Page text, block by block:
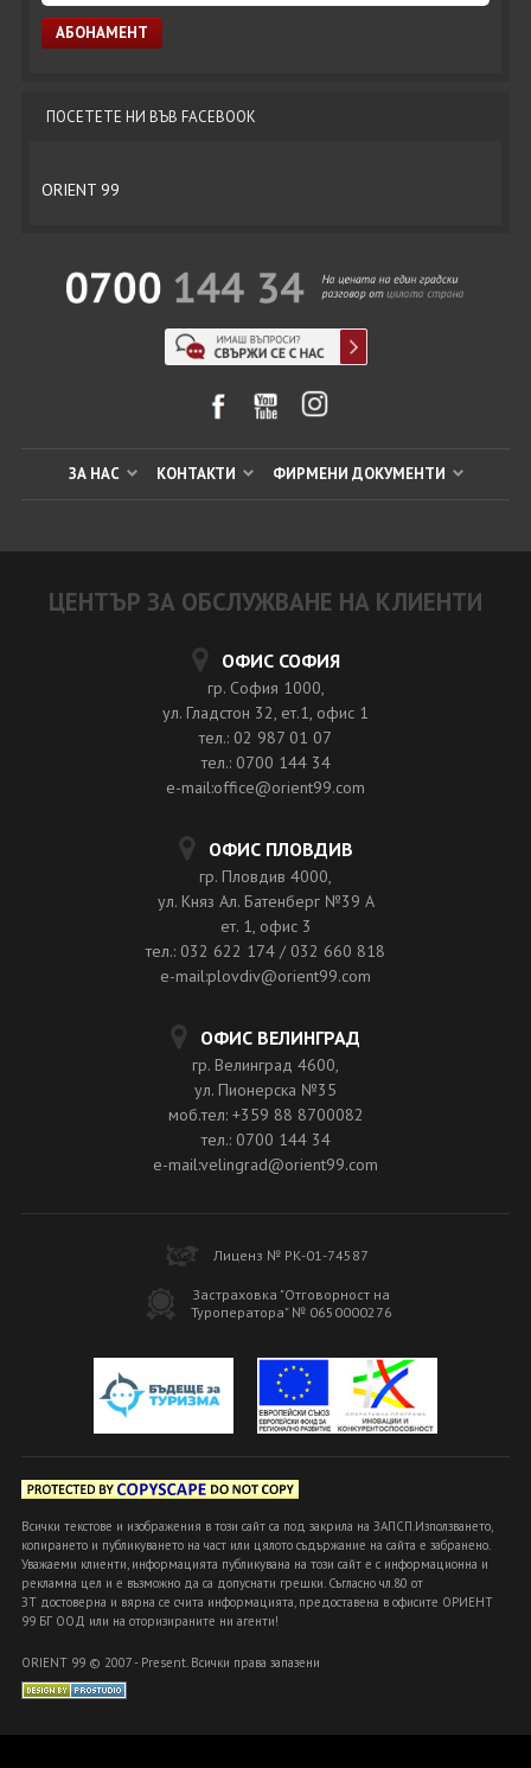
ПОСЕТЕТЕ НИ ВЪВ FACEBOOK
ORIENT 99
ЗА НАС КОНТАКТИ ФИРМЕНИ ДОКУМЕНТИ
ЦЕНТЪР ЗА ОБСЛУЖВАНЕ НА КЛИЕНТИ
ОФИС СОФИЯ
гр. София 1000,
ул. Гладстон 32, ет.1, офис 1
тел.: 02 987 01 07
тел.: 0700 144 34
e-mail:office@orient99.com
ОФИС ПЛОВДИВ
гр. Пловдив 4000,
ул. Княз Ал. Батенберг №39 A
ет. 1, офис 3
тел.: 032 622 174 / 032 660 818
e-mail:plovdiv@orient99.com
ОФИС ВЕЛИНГРАД
гр. Велинград 4600,
ул. Пионерска №35
моб.тел: +359 88 8700082
тел.: 0700 144 34
e-mail:velingrad@orient99.com
Лиценз № РК-01-74587
Застраховка "Отговорност на
Туроператора" № 0650000276
Всички текстове и изображения в този сайт са под закрила на ЗАПСП.Използването,
копирането и публикуването на част или цялото съдържание на сайта е забранено.
Уважаеми клиенти, информацията публикувана на този сайт е с информационна и
рекламна цел и е възможно да са допуснати грешки. Съгласно чл.80 от
ЗТ достоверна и вярна се счита информацията, предоставена в офисите ОРИЕНТ
99 БГ ООД или на оторизираните ни агенти!
ORIENT 99 © 2007 - Present. Всички права запазени